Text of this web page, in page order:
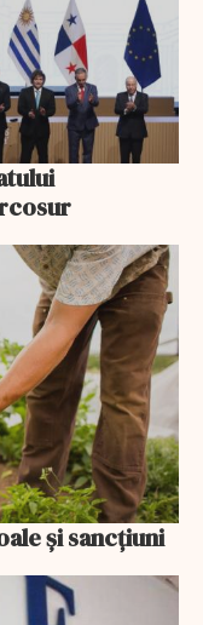
și sancțiuni